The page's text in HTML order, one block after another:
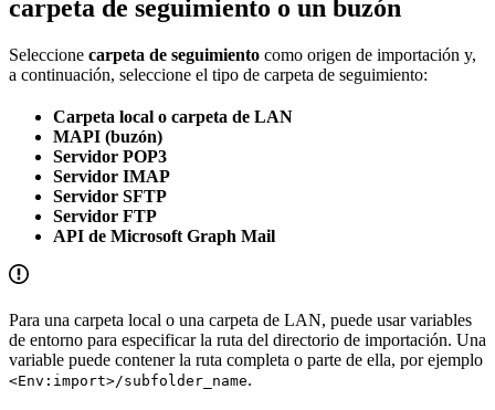
carpeta de seguimiento o un buzón
Seleccione carpeta de seguimiento como origen de importación y,
a continuación, seleccione el tipo de carpeta de seguimiento:
Carpeta local o carpeta de LAN
MAPI (buzón)
Servidor POP3
Servidor IMAP
Servidor SFTP
Servidor FTP
API de Microsoft Graph Mail
Para una carpeta local o una carpeta de LAN, puede usar variables
de entorno para especificar la ruta del directorio de importación. Una
variable puede contener la ruta completa o parte de ella, por ejemplo
<Env:import>/subfolder_name.